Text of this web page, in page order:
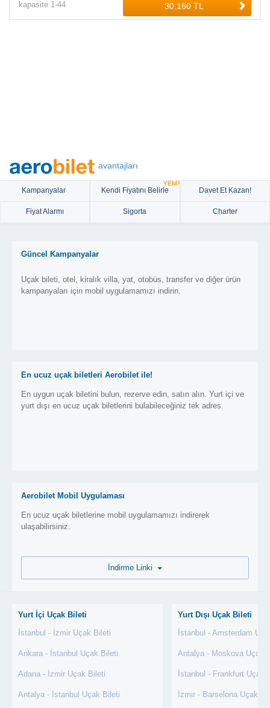
kapasite 1-44
avantajları
Kampanyalar Kendi Fiyatını Belirle
YENİ!
Davet Et Kazan!
Fiyat Alarmı Sigorta Charter
Güncel Kampanyalar
Uçak bileti, otel, kiralık villa, yat, otobüs, transfer ve diğer ürün
kampanyaları için mobil uygulamamızı indirin.
En ucuz uçak biletleri Aerobilet ile!
En uygun uçak biletini bulun, rezerve edin, satın alın. Yurt içi ve
yurt dışı en ucuz uçak biletlerini bulabileceğiniz tek adres.
Aerobilet Mobil Uygulaması
En ucuz uçak biletlerine mobil uygulamamızı indirerek
ulaşabilirsiniz.
Yurt İçi Uçak Bileti
İstanbul - İzmir Uçak Bileti
Ankara - İstanbul Uçak Bileti
Adana - İzmir Uçak Bileti
Antalya - İstanbul Uçak Bileti
Yurt Dışı Uçak Bileti
İstanbul - Amsterdam
Antalya - Moskova Uçak
İstanbul - Frankfurt Uçak
İzmir - Barselona Uçak